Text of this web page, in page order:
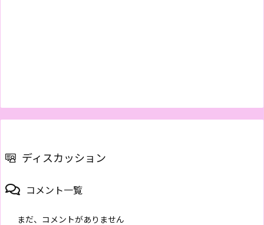
ディスカッション
コメント一覧
まだ、コメントがありません